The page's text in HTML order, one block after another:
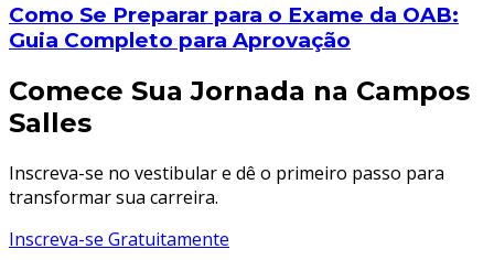
Como Se Preparar para o Exame da OAB:
Guia Completo para Aprovação
Comece Sua Jornada na Campos
Salles
Inscreva-se no vestibular e dê o primeiro passo para
transformar sua carreira.
Inscreva-se Gratuitamente